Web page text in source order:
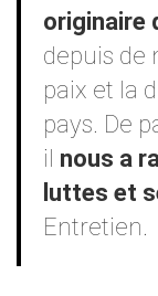
originaire
depuis de
paix et la
pays. De
il nous a
luttes et
Entretien.